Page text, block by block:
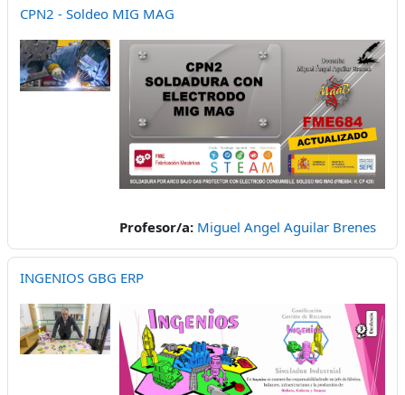
CPN2 - Soldeo MIG MAG
Profesor/a: Miguel Angel Aguilar Brenes
INGENIOS GBG ERP